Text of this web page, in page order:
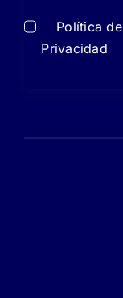
Política de
Privacidad